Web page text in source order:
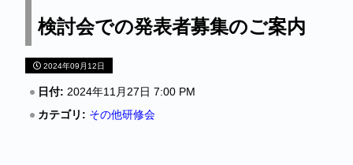
検討会での発表者募集のご案内
2024年09月12日
日付: 2024年11月27日 7:00 PM
カテゴリ: その他研修会